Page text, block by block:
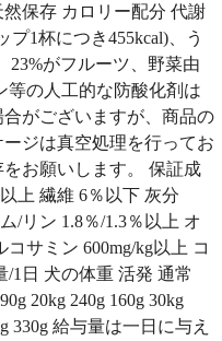
保存 カロリー配分 代謝
プ1杯につき455kcal)、う
23%がフルーツ、野菜由
の人工的な防酸化剤は
がございますが、商品の
ジは真空処理を行ってお
お願いします。 保証成
上 繊維 6％以下 灰分
/リン 1.8％/1.3％以上 オ
コサミン 600mg/kg以上 コ
/1日 犬の体重 活発 通常
20kg 240g 160g 30kg
330g 給与量は一日に与え